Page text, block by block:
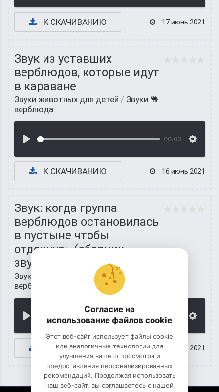
К СКАЧИВАНИЮ 17 июнь 2021
Звук из уставших
верблюдов, которые идут
в караване
Звуки животных для детей / Звуки 🐫
верблюда
00:00
К СКАЧИВАНИЮ 16 июнь 2021
Звук: когда группа
верблюдов остановилась
в пустыне чтобы
отдохнуть (сборник
звуков)
Звуки животных для детей /
верблюда
00:00
К СКАЧИВАНИЮ 15 июнь 2021
Согласие на
использование файлов cookie
Этот веб-сайт использует файлы cookie
или аналогичные технологии для
улучшения вашего просмотра и
предоставления персонализированных
рекомендаций. Продолжая использовать
наш веб-сайт, вы соглашаетесь с нашей